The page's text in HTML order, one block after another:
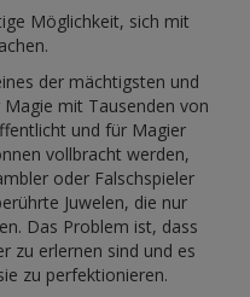
Möglichkeit, sich mit
der mächtigsten und
mit Tausenden von
und für Magier
vollbracht werden,
oder Falschspieler
Juwelen, die nur
Das Problem ist, dass
zu erlernen sind und es
zu perfektionieren.